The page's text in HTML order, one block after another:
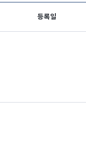
등록일